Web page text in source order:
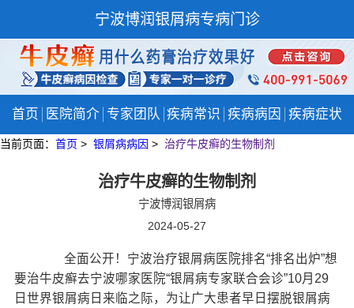
宁波博润银屑病专病门诊
首页 医院简介 专家团队 疾病常识 疾病病因 疾病症状
当前页面： 首页 > 银屑病病因 > 治疗牛皮癣的生物制剂
治疗牛皮癣的生物制剂
宁波博润银屑病
2024-05-27
全面公开！宁波治疗银屑病医院排名“排名出炉”想
要治牛皮癣去宁波哪家医院“银屑病专家联合会诊”10月29
日世界银屑病日来临之际，为让广大患者早日摆脱银屑病